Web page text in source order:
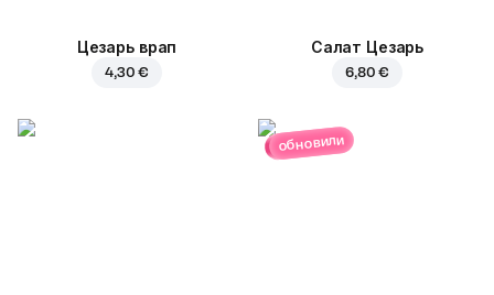
Цезарь врап
4,30 €
Салат Цезарь
6,80 €
обновили